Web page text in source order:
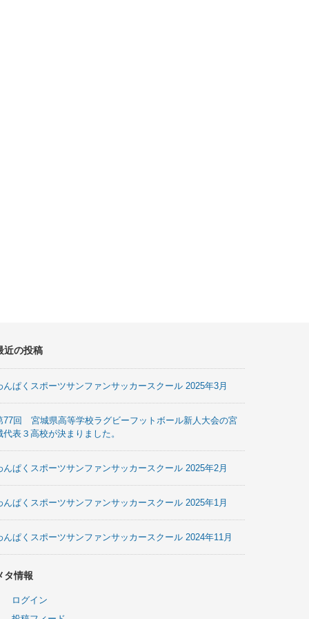
近の投稿
んぱくスポーツサンファンサッカースクール 2025年3月
77回 宮城県高等学校ラグビーフットボール新人大会の宮
代表３高校が決まりました。
んぱくスポーツサンファンサッカースクール 2025年2月
んぱくスポーツサンファンサッカースクール 2025年1月
んぱくスポーツサンファンサッカースクール 2024年11月
タ情報
ログイン